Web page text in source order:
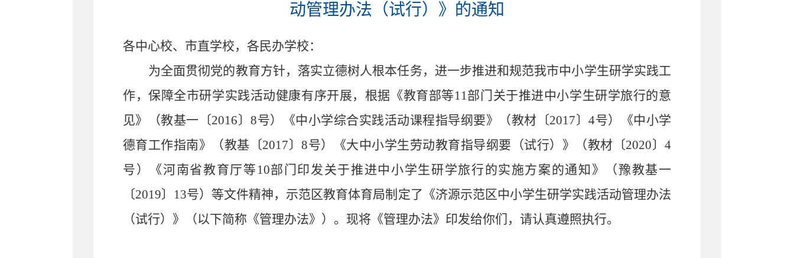
动管理办法（试行）》的通知
各中心校、 市直学校，各民办学校：
为全面贯彻党的教育方针，落实立德树人根本任务，进一步推进和规范我市中小学生研学实践工
作，保障全市研学实践活动健康有序开展， 根据《教育部等11部门关于推进中小学生研学旅行的意
见》（教基一 〔2016〕8号） 《中小学综合实践活动课程指导纲要》（教材〔2017〕4号）《中小学
德育工作指南》（教基〔2017〕8号）《大中小学生劳动教育指导纲要（试行）》（教材〔2020〕4
号）《河南省教育厅等 10部门印发关于推进中小学生研学旅行的实施方案的通知》（豫教基一
〔2019〕13号） 等文件精神，示范区教育体育局制定了 《济源示范区中小学生研学实践活动管理办法
（试行）》（以下简称《管理办法》）。现将《管理办法》印发给你们，请认真遵照执行。